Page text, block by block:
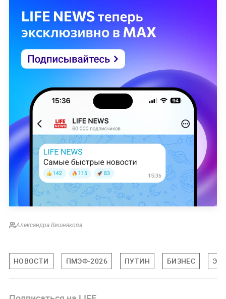
Александра Вишнякова
НОВОСТИ ПМЭФ-2026 ПУТИН БИЗНЕС